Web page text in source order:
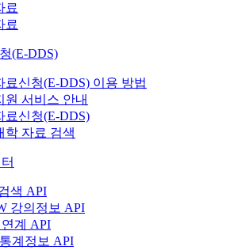
료
료
(E-DDS)
료신청(E-DDS) 이용 방법
원 서비스 안내
료신청(E-DDS)
학 자료 검색
색 API
강의정보 API
계 API
계정보 API